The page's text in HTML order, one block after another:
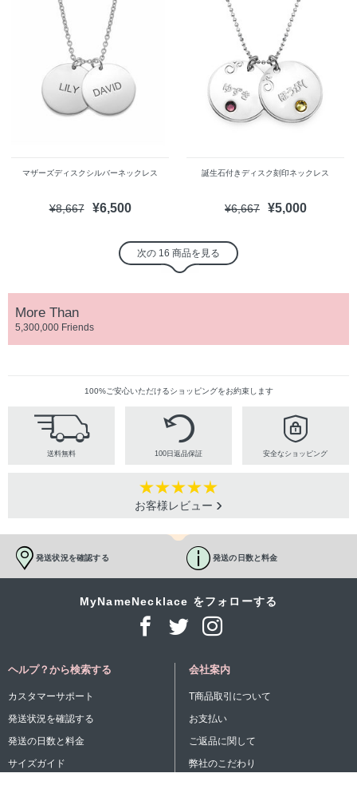
マザーズディスクシルバーネックレス
¥8,667 ¥6,500
誕生石付きディスク刻印ネックレス
¥6,667 ¥5,000
次の 16 商品を見る
More Than
5,300,000 Friends
100%ご安心いただけるショッピングをお約束します
送料無料 100日返品保証 安全なショッピング
お客様レビュー
発送状況を確認する 発送の日数と料金
MyNameNecklace をフォローする
ヘルプ？から検索する
カスタマーサポート
発送状況を確認する
発送の日数と料金
サイズガイド
会社案内
T商品取引について
お支払い
ご返品に関して
弊社のこだわり